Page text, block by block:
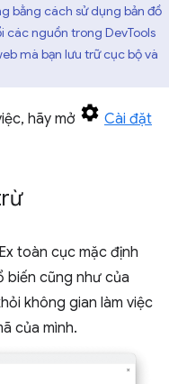
bằng cách sử dụng bản đồ
các nguồn trong DevTools
mà bạn lưu trữ cục bộ và
hãy mở
Cài đặt
toàn cục mặc định
biến cũng như của
không gian làm việc
của mình.